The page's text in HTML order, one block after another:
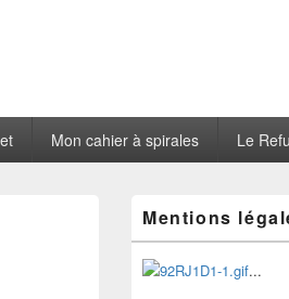
Mon cahier à spirales Le
principale
de
widget
pour
Mentions
...